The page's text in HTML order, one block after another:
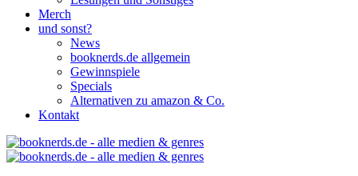
Merch
und sonst?
News
booknerds.de allgemein
Gewinnspiele
Specials
Alternativen zu amazon & Co.
Kontakt